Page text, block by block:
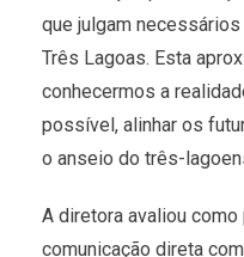
que julgam
Três Lagoas. Esta
conhecermos a
possível, alinhar os
o anseio do três-
A diretora avaliou
comunicação direta